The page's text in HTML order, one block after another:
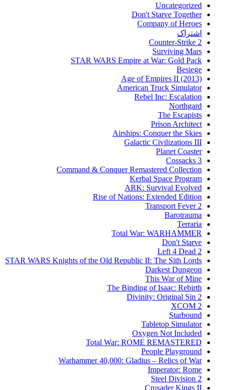
Uncategorized
Don't Starve Together
Company of Heroes
اشتراک
Counter-Strike 2
Surviving Mars
STAR WARS Empire at War: Gold Pack
Besiege
Age of Empires II (2013)
American Truck Simulator
Rebel Inc: Escalation
Northgard
The Escapists
Prison Architect
Airships: Conquer the Skies
Galactic Civilizations III
Planet Coaster
Cossacks 3
Command & Conquer Remastered Collection
Kerbal Space Program
ARK: Survival Evolved
Rise of Nations: Extended Edition
Transport Fever 2
Barotrauma
Terraria
Total War: WARHAMMER
Don't Starve
Left 4 Dead 2
STAR WARS Knights of the Old Republic II: The Sith Lords
Darkest Dungeon
This War of Mine
The Binding of Isaac: Rebirth
Divinity: Original Sin 2
XCOM 2
Starbound
Tabletop Simulator
Oxygen Not Included
Total War: ROME REMASTERED
People Playground
Warhammer 40,000: Gladius – Relics of War
Imperator: Rome
Steel Division 2
Crusader Kings II